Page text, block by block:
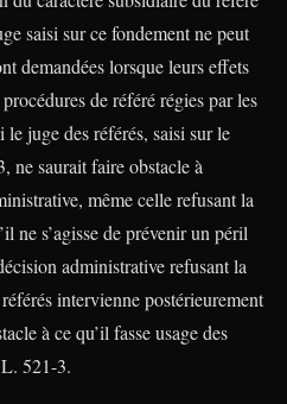
saisi sur ce fondement ne peut
demandées lorsque leurs effets
de référé régies par les
juge des référés, saisi sur le
ne saurait faire obstacle à
même celle refusant la
ne s’agisse de prévenir un péril
administrative refusant la
intervienne postérieurement
à ce qu’il fasse usage des
521-3.